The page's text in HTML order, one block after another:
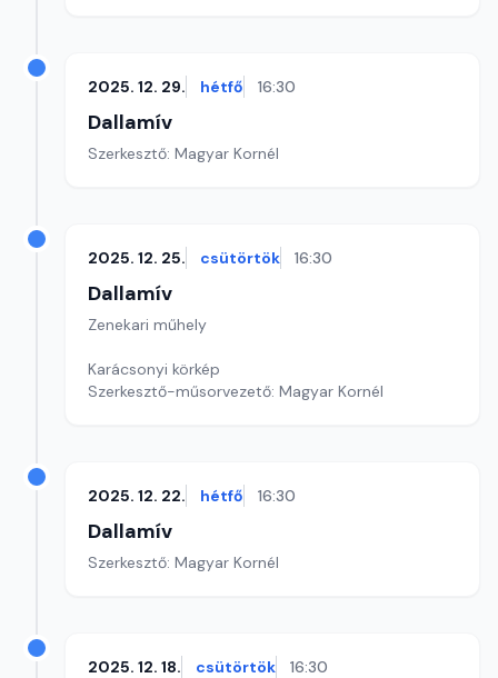
2025. 12. 29. hétfő 16:30
Dallamív
Szerkesztő: Magyar Kornél
2025. 12. 25. csütörtök 16:30
Dallamív
Zenekari műhely
Karácsonyi körkép
Szerkesztő-műsorvezető: Magyar Kornél
2025. 12. 22. hétfő 16:30
Dallamív
Szerkesztő: Magyar Kornél
2025. 12. 18. csütörtök 16:30